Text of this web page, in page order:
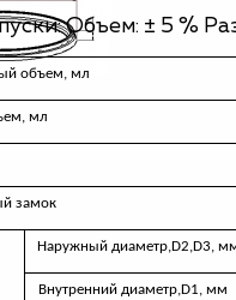
Объем: ± 5 %
объем, мл
мл
замок
Наружный диаметр,D2,D3,
Внутренний диаметр,D1, мм